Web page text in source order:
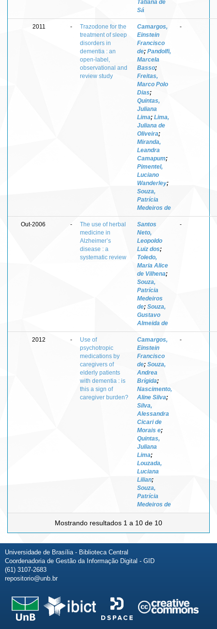
Tatiana de
Sá
2011 -
Trazodone for the
treatment of sleep
disorders in
dementia : an
open-label,
observational and
review study
Camargos,
Einstein
Francisco
de; Pandolfi,
Marcela
Basso;
Freitas,
Marco Polo
Dias;
Quintas,
Juliana
Lima; Lima,
Juliana de
Oliveira;
Miranda,
Leandra
Camapum;
Pimentel,
Luciano
Wanderley;
Souza,
Patrícia
Medeiros de
-
Out-2006 -
The use of herbal
medicine in
Alzheimer’s
disease : a
systematic review
Santos
Neto,
Leopoldo
Luiz dos;
Toledo,
Maria Alice
de Vilhena;
Souza,
Patrícia
Medeiros
de; Souza,
Gustavo
Almeida de
-
2012 -
Use of
psychotropic
medications by
caregivers of
elderly patients
with dementia : is
this a sign of
caregiver burden?
Camargos,
Einstein
Francisco
de; Souza,
Andrea
Brígida;
Nascimento,
Aline Silva;
Silva,
Alessandra
Cicari de
Morais e;
Quintas,
Juliana
Lima;
Louzada,
Luciana
Lilian;
Souza,
Patrícia
Medeiros de
-
Mostrando resultados 1 a 10 de 10
Universidade de Brasília - Biblioteca Central
Coordenadoria de Gestão da Informação Digital - GID
(61) 3107-2683
repositorio@unb.br